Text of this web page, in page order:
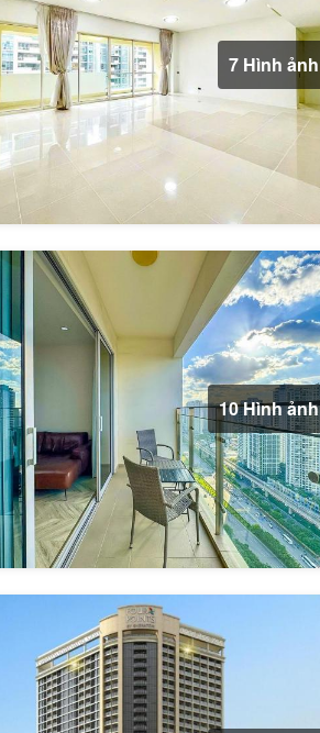
7 Hình ảnh
10 Hình ảnh